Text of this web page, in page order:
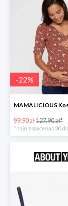
-22%
99.90 zł127.90 zł*